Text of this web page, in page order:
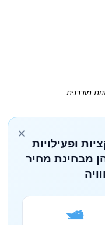
×
ופעילויות
מבחינת מחיר
🛥️